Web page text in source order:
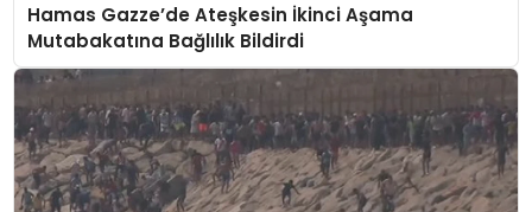
Hamas Gazze’de Ateşkesin İkinci Aşama
Mutabakatına Bağlılık Bildirdi